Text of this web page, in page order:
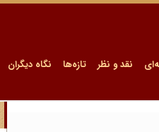
نقد و نظر تازه‌ها نگاه دیگران